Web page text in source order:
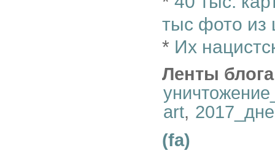
тыс фото из
* Их
Ленты
art,
(fa)